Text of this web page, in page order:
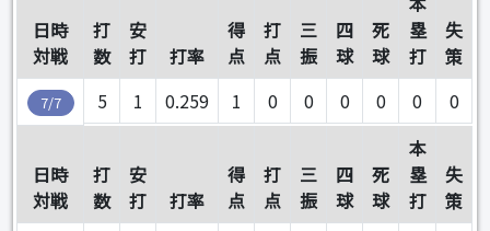
日時
対戦
打
数
安
打
打率
得
点
打
点
三
振
四
球
死
球
塁
打
失
策
7/7 5 1 0.259 1 0 0 0 0 0 0
日時
対戦
打
数
安
打
打率
得
点
打
点
三
振
四
球
死
球
本
塁
打
失
策